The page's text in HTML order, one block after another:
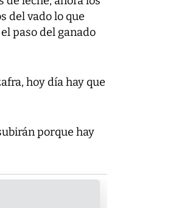
del vado lo que
paso del ganado
hoy día hay que
porque hay